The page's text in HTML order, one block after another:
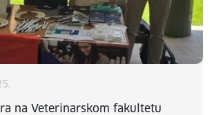
na Veterinarskom fakultetu